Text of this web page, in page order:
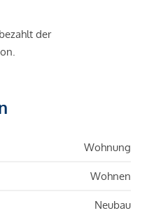
der
Wohnung
Wohnen
Neubau